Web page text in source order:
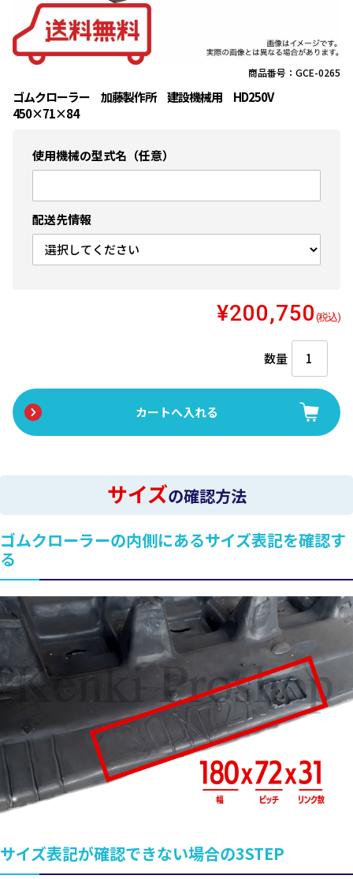
商品番号：GCE-0265
ゴムクローラー 加藤製作所 建設機械用 HD250V
450×71×84
使用機械の型式名（任意）
配送先情報
¥200,750 (税込)
数量
サイズの確認方法
ゴムクローラーの内側にあるサイズ表記を確認す
る
サイズ表記が確認できない場合の3STEP